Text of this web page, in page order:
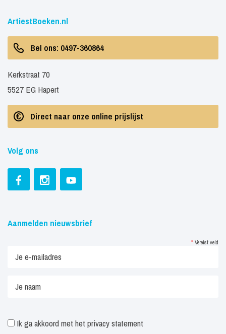
ArtiestBoeken.nl
Bel ons: 0497-360864
Kerkstraat 70
5527 EG Hapert
Direct naar onze online prijslijst
Volg ons
Aanmelden nieuwsbrief
* Vereist veld
Ik ga akkoord met het privacy statement